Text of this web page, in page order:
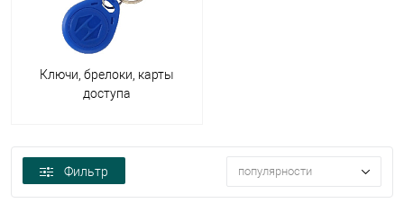
Ключи, брелоки, карты
доступа
Фильтр популярности